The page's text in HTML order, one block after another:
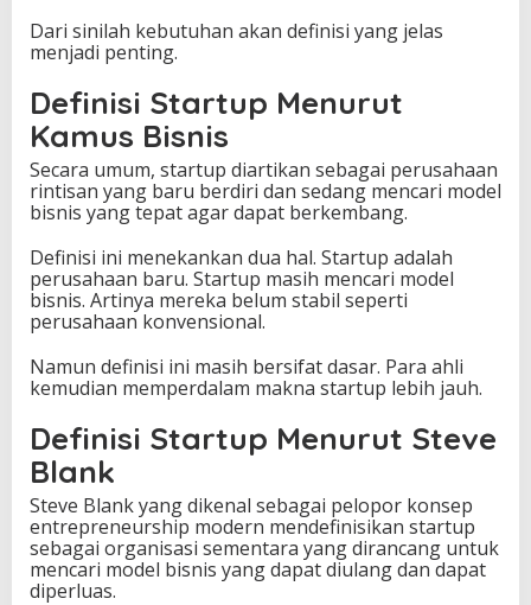
i
a
Dari sinilah kebutuhan akan definisi yang jelas
menjadi penting.
Definisi Startup Menurut
Kamus Bisnis
Secara umum, startup diartikan sebagai perusahaan
rintisan yang baru berdiri dan sedang mencari model
bisnis yang tepat agar dapat berkembang.
Definisi ini menekankan dua hal. Startup adalah
perusahaan baru. Startup masih mencari model
bisnis. Artinya mereka belum stabil seperti
perusahaan konvensional.
Namun definisi ini masih bersifat dasar. Para ahli
kemudian memperdalam makna startup lebih jauh.
Definisi Startup Menurut Steve
Blank
Steve Blank yang dikenal sebagai pelopor konsep
entrepreneurship modern mendefinisikan startup
sebagai organisasi sementara yang dirancang untuk
mencari model bisnis yang dapat diulang dan dapat
diperluas.